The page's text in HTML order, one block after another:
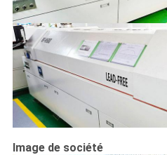
Image de société